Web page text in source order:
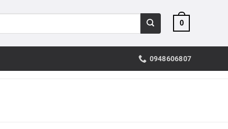
0
0948606807